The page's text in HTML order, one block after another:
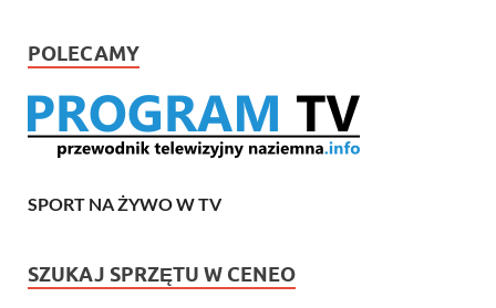
POLECAMY
SPORT NA ŻYWO W TV
SZUKAJ SPRZĘTU W CENEO